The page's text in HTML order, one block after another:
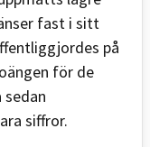
fast i sitt
på
för de
siffror.